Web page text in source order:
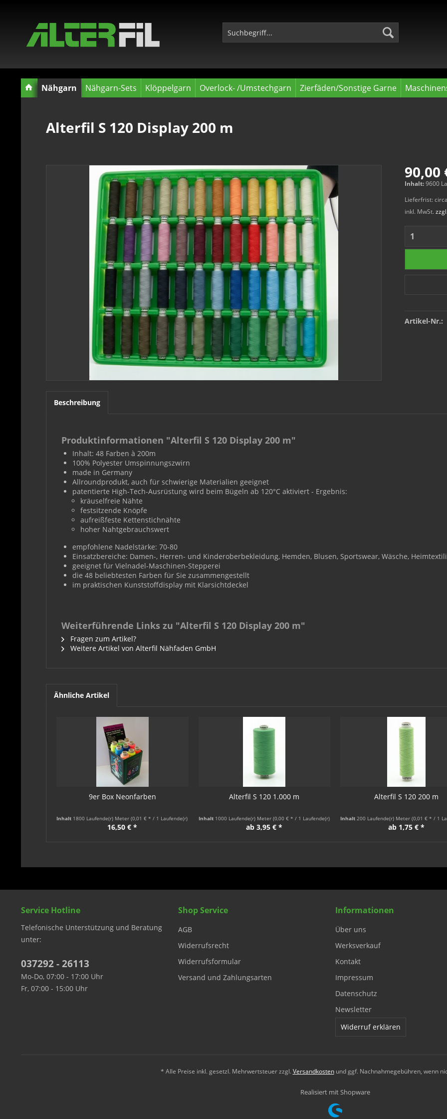
Nähgarn Nähgarn-Sets Klöppelgarn Overlock- /Umstechgarn Zierfäden/Sonstige Garne
Alterfil S 120 Display 200 m
90,00
Inhalt:9600
Lieferfrist:
inkl. MwSt.
Artikel-Nr.:
Beschreibung
Produktinformationen "Alterfil S 120 Display 200 m"
Inhalt: 48 Farben à 200m
100% Polyester Umspinnungszwirn
made in Germany
Allroundprodukt, auch für schwierige Materialien geeignet
patentierte High-Tech-Ausrüstung wird beim Bügeln ab 120°C aktiviert - Ergebnis:
kräuselfreie Nähte
festsitzende Knöpfe
aufreißfeste Kettenstichnähte
hoher Nahtgebrauchswert
empfohlene Nadelstärke: 70-80
Einsatzbereiche: Damen-, Herren- und Kinderoberbekleidung, Hemden, Blusen, Sportswear, Wäsche,
geeignet für Vielnadel-Maschinen-Stepperei
die 48 beliebtesten Farben für Sie zusammengestellt
im praktischen Kunststoffdisplay mit Klarsichtdeckel
Weiterführende Links zu "Alterfil S 120 Display 200 m"
Fragen zum Artikel?
Weitere Artikel von Alterfil Nähfaden GmbH
Ähnliche Artikel
9er Box Neonfarben
Inhalt 1800 Laufende(r) Meter (0,01 € * / 1 Laufende(r) Meter)
16,50 € *
Alterfil S 120 1.000 m
Inhalt 1000 Laufende(r) Meter (0,00 € * / 1 Laufende(r) Meter)
ab 3,95 € *
Alterfil S 120 200 m
Inhalt 200 Laufende(r) Meter (0,01 € * / 1
ab 1,75 € *
Service Hotline
Telefonische Unterstützung und Beratung
unter:
037292 - 26113
Mo-Do, 07:00 - 17:00 Uhr
Fr, 07:00 - 15:00 Uhr
Shop Service
AGB
Widerrufsrecht
Widerrufsformular
Versand und Zahlungsarten
Informationen
Über uns
Werksverkauf
Kontakt
Impressum
Datenschutz
Newsletter
Widerruf erklären
* Alle Preise inkl. gesetzl. Mehrwertsteuer zzgl. Versandkostenund ggf. Nachnahmegebühren, wenn
Realisiert mit Shopware